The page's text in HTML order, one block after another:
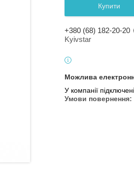
Купити
+380 (68) 182-20-20
Kyivstar
У компанії